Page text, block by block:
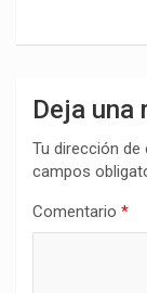
Deja una
Tu dirección
campos
Comentario *